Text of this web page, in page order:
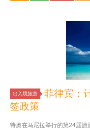
出入境旅游
菲律宾：
签政策
特奥在马尼拉举行的第24届旅